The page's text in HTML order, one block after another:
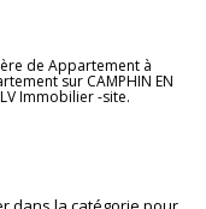
de Appartement à
sur CAMPHIN EN
Immobilier -site.